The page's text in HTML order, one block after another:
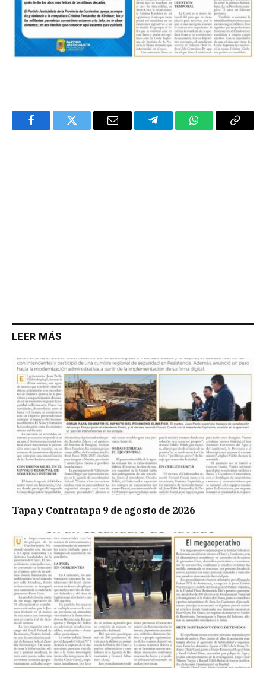
FacebookTwitter Email TelegramWhatsAppCopy
LEER MÁS
Tapa y Contratapa 9 de agosto de 2026